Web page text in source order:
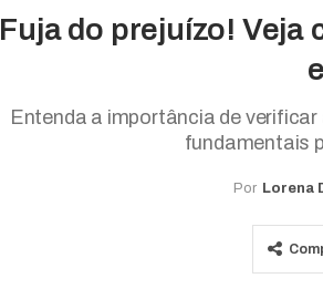
Fuja do prejuízo! Veja
Entenda a importância de
fundamentais
Por Lorena